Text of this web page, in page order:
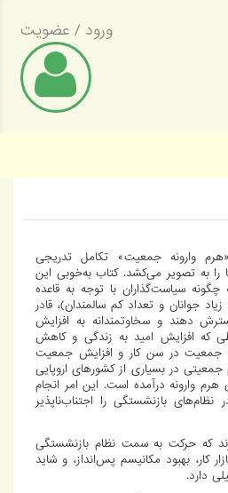
اجتماعی
ورود/عضویت
وارونه جمعیت» تکامل تدریجی
را به تصویر می‌کشد. کتاب به‌خوبی این
سیاست‌گذاران با توجه ‌به قاعده
جوانان و تعداد کم سالمندان)، قادر
دهند و سخاوتمندانه به افزایش
که افزایش امید به زندگی و کاهش
جمعیت در سن کار و افزایش جمعیت
در بسیاری از کشورهای اروپایی
وارونه درآمده است. این امر انجام
بازنشستگی را اجتناب‌ناپذیر
که حرکت به سمت نظام بازنشستگی
کار، بهبود مکانیسم پس‌انداز، و شاید
دارد.